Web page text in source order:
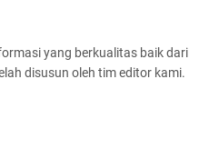
Anda dan jawablah dengan
yang berkualitas baik dari
disusun oleh tim editor kami.